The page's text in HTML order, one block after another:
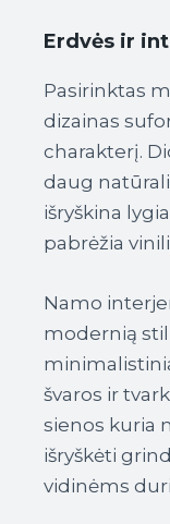
Erdvės ir
Pasirinktas
dizainas
charakterį.
daug
išryškina
pabrėžia
Namo
modernią
švaros ir
sienos kuria
išryškėti
vidinėms